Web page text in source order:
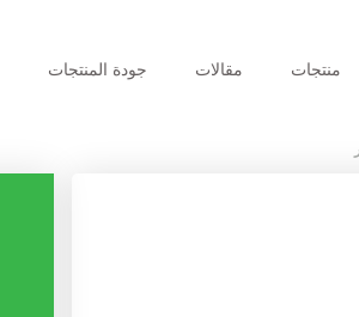
منتجات مقالات جودة المنتجات